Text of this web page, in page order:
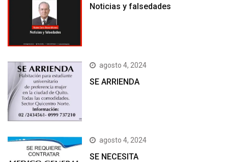
Noticias y falsedades
agosto 4, 2024
SE ARRIENDA
agosto 4, 2024
SE NECESITA